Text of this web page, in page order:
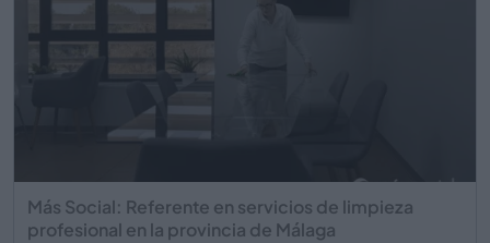
Más Social: Referente en servicios de limpieza
profesional en la provincia de Málaga